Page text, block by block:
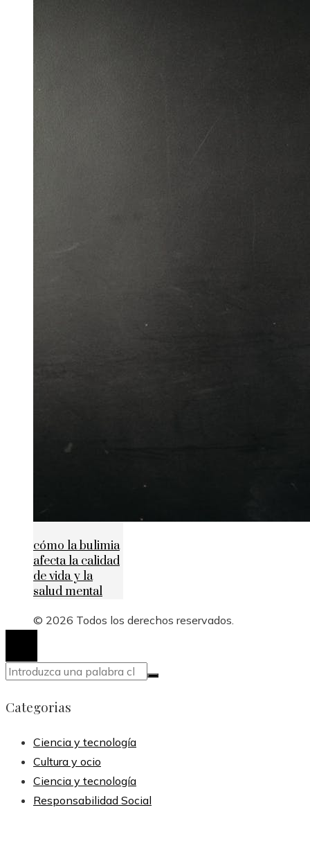
cómo la bulimia
afecta la calidad
de vida y la
salud mental
© 2026 Todos los derechos reservados.
Categorias
Ciencia y tecnología
Cultura y ocio
Ciencia y tecnología
Responsabilidad Social